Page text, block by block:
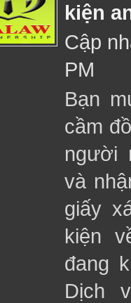
kiện
Cập
PM
Bạn
cầm
người
và
giấy
kiện
đang
Dịch